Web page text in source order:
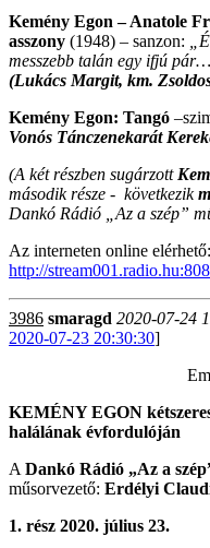
Kemény Egon – Anatole
asszony (1948) – sanzon:
messzebb talán egy ifjú
(Lukács Margit, km.
Kemény Egon: Tangó
Vonós Tánczenekarát
(A két részben sugárzott
második része - következik
Dankó Rádió „Az a szép”
Az interneten online elérhető:
http://
3986 smaragd 2020-07-24
2020-07-23 20:30:30]
KEMÉNY EGON
halálának évfordulóján
A Dankó Rádió „Az a
műsorvezető: Erdélyi
1. rész 2020. július 23.